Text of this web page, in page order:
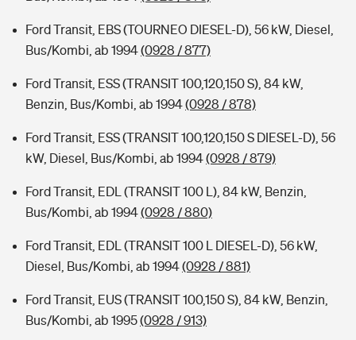
Ford Transit, EBS (TOURNEO DIESEL-D), 56 kW, Diesel,
Bus/Kombi, ab 1994(0928 / 877)
Ford Transit, ESS (TRANSIT 100,120,150 S), 84 kW,
Benzin, Bus/Kombi, ab 1994(0928 / 878)
Ford Transit, ESS (TRANSIT 100,120,150 S DIESEL-D), 56
kW, Diesel, Bus/Kombi, ab 1994(0928 / 879)
Ford Transit, EDL (TRANSIT 100 L), 84 kW, Benzin,
Bus/Kombi, ab 1994(0928 / 880)
Ford Transit, EDL (TRANSIT 100 L DIESEL-D), 56 kW,
Diesel, Bus/Kombi, ab 1994(0928 / 881)
Ford Transit, EUS (TRANSIT 100,150 S), 84 kW, Benzin,
Bus/Kombi, ab 1995(0928 / 913)